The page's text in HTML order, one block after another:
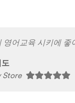
너무 재밌고 영어공
Store